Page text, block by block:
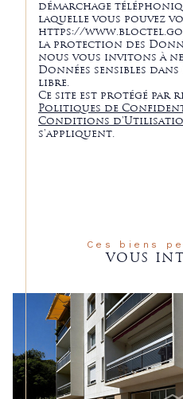
démarchage
laquelle vous pouvez
https://
la protection des
nous vous invitons à
Données sensibles dans
libre.
Ce site est protégé par
Politiques de
Conditions
s'appliquent.
Ces biens
VOUS